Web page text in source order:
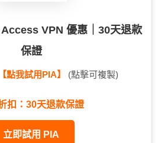
VPN 優惠｜30天退款
保證
【點我試用PIA】 (點擊可複製)
扣：30天退款保證
立即試用 PIA